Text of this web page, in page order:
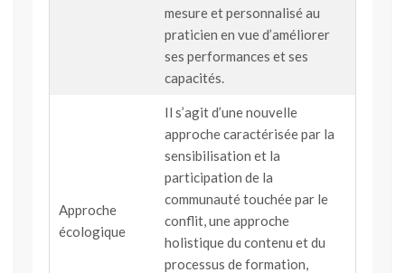
mesure et personnalisé au
praticien en vue d’améliorer
ses performances et ses
capacités.
Approche
écologique
Il s’agit d’une nouvelle
approche caractérisée par la
sensibilisation et la
participation de la
communauté touchée par le
conflit, une approche
holistique du contenu et du
processus de formation,